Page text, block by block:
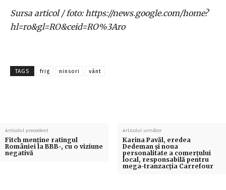
Sursa articol / foto: https://news.google.com/home?
hl=ro&gl=RO&ceid=RO%3Aro
TAGS frig ninsori vânt
Articolul precedent
Fitch menține ratingul
României la BBB-, cu o viziune
negativă
Articolul următor
Karina Pavăl, eredea
Dedeman și noua
personalitate a comerțului
local, responsabilă pentru
mega-tranzacția Carrefour